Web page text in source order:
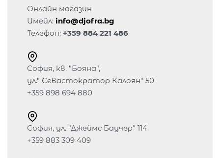
Онлайн магазин
Имейл: info@djofra.bg
Телефон: +359 884 221 486
София, кв. "Бояна",
ул." Севастократор Калоян" 50
+359 898 694 880
София, ул. "Джеймс Баучер" 114
+359 883 309 409